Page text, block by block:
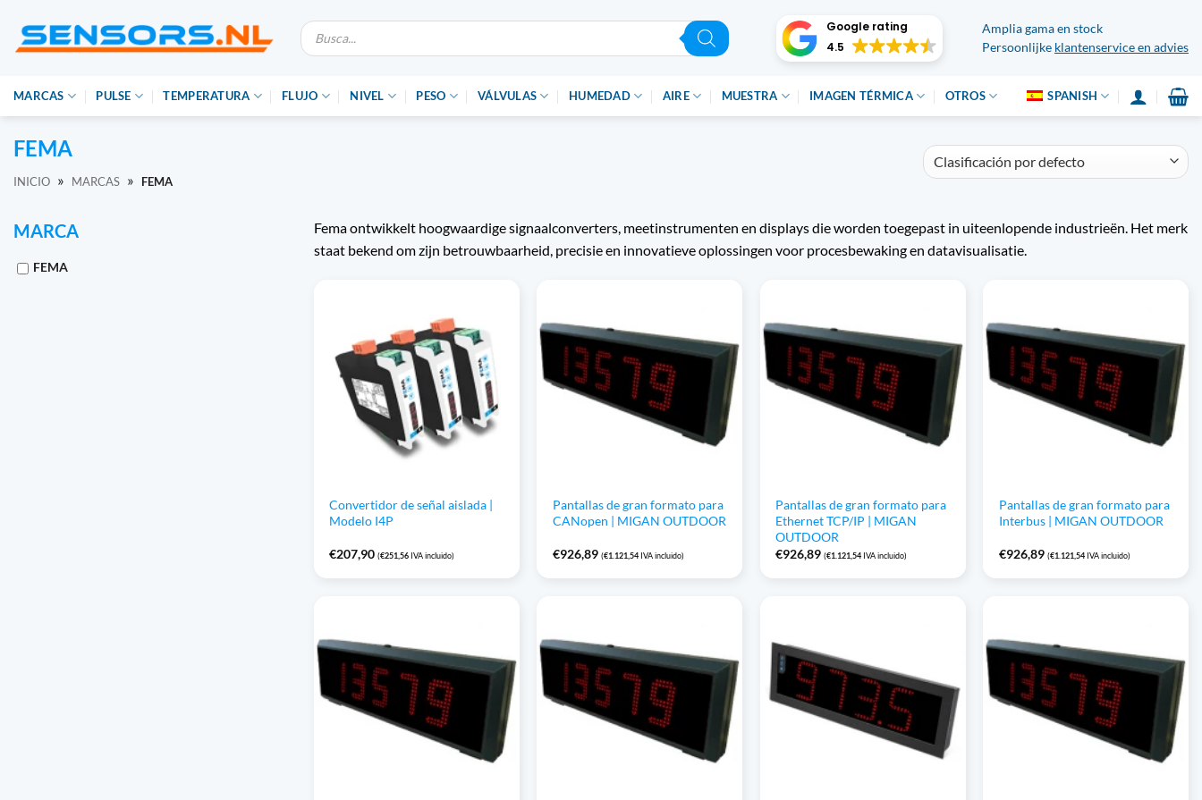
contenido
Búsqueda
productos
Google rating
4.5
Amplia gama en stock
Persoonlijke klantenservice en advies
MARCAS PULSE TEMPERATURA FLUJO NIVEL PESO VÁLVULAS HUMEDAD AIRE MUESTRA IMAGEN TÉRMICA OTROS SPANISH
FEMA
INICIO » MARCAS » FEMA
MARCA
FEMA
Fema ontwikkelt hoogwaardige signaalconverters, meetinstrumenten en displays die worden toegepast in uiteenlopende industrieën. Het merk
staat bekend om zijn betrouwbaarheid, precisie en innovatieve oplossingen voor procesbewaking en datavisualisatie.
Convertidor de señal aislada |
Modelo I4P
€207,90 (€251,56 IVA incluido)
Pantallas de gran formato para
CANopen | MIGAN OUTDOOR
€926,89 (€1.121,54IVA incluido)
Pantallas de gran formato para
Ethernet TCP/IP | MIGAN
OUTDOOR
€926,89 (€1.121,54 IVA incluido)
Pantallas de gran formato para
Interbus | MIGAN OUTDOOR
€926,89 (€1.121,54IVA incluido)